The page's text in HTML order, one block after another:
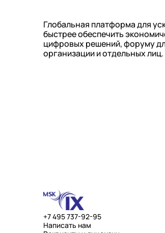
Глобальная платформа для
быстрее обеспечить
цифровых решений, форуму
организации и отдельных лиц.
+7 495 737-92-95
Написать нам